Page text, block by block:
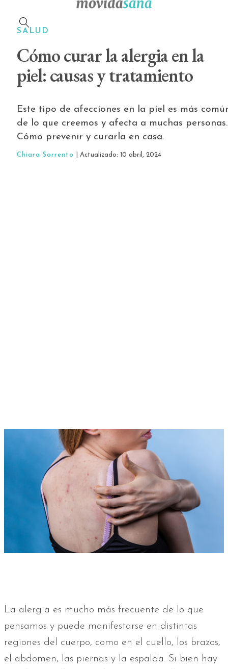
SALUD
Cómo curar la alergia en la
piel: causas y tratamiento
Este tipo de afecciones en la piel es más
de lo que creemos y afecta a muchas personas.
Cómo prevenir y curarla en casa.
Chiara Sorrento | Actualizado: 10 abril, 2024
La alergia es mucho más frecuente de lo que
pensamos y puede manifestarse en distintas
regiones del cuerpo, como en el cuello, los brazos,
el abdomen, las piernas y la espalda. Si bien hay